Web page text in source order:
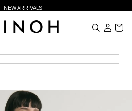
NEW ARRIVALS
登録500ポイントプレゼント
伴う一部業務休業のお知らせ
ー登録で¥1,000クーポン進呈